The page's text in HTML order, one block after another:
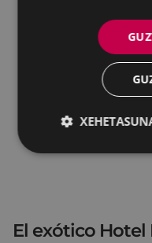
El exótico